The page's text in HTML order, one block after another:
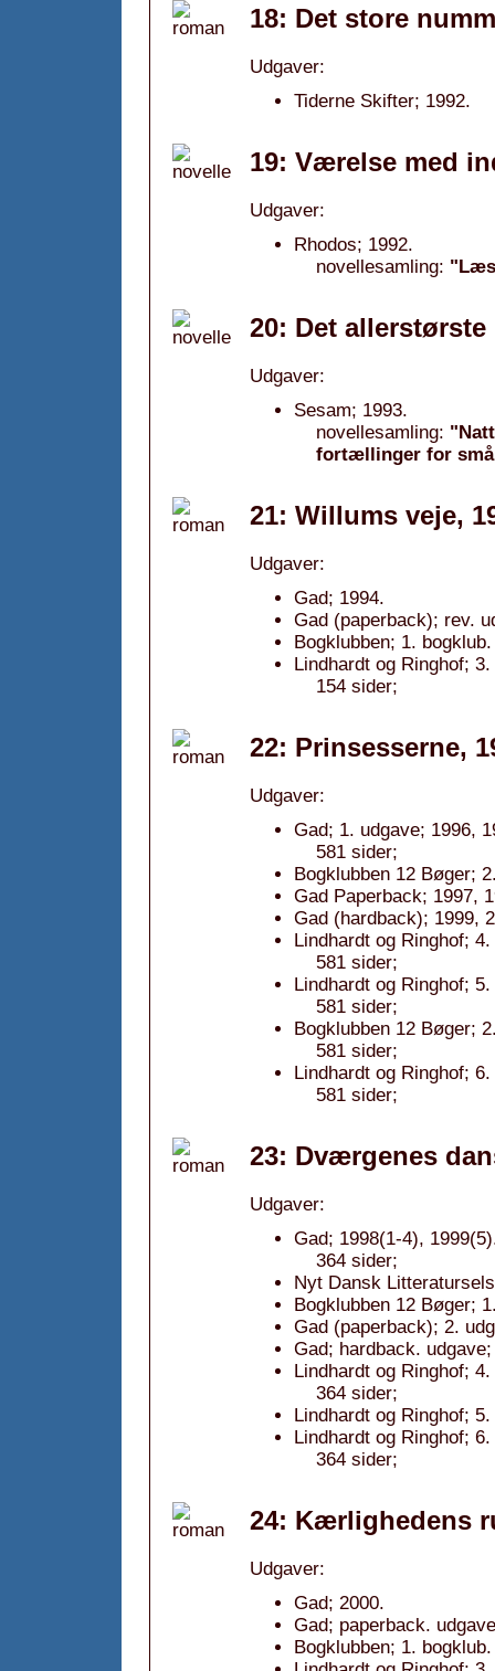
18: Det store
Udgaver:
Tiderne Skifter; 1992.
19: Værelse med
Udgaver:
Rhodos; 1992.
novellesamling:
20: Det allerstørste
Udgaver:
Sesam; 1993.
novellesamling:
fortællinger for
21: Willums veje,
Udgaver:
Gad; 1994.
Gad (paperback); rev.
Bogklubben; 1.
Lindhardt og Ringhof;
154 sider;
22: Prinsesserne,
Udgaver:
Gad; 1. udgave; 1996,
581 sider;
Bogklubben 12 Bøger;
Gad Paperback; 1997,
Gad (hardback); 1999,
Lindhardt og Ringhof;
581 sider;
Lindhardt og Ringhof;
581 sider;
Bogklubben 12 Bøger;
581 sider;
Lindhardt og Ringhof;
581 sider;
23: Dværgenes
Udgaver:
Gad; 1998(1-4),
364 sider;
Nyt Dansk
Bogklubben 12 Bøger;
Gad (paperback); 2.
Gad; hardback.
Lindhardt og Ringhof;
364 sider;
Lindhardt og Ringhof;
Lindhardt og Ringhof;
364 sider;
24: Kærlighedens
Udgaver:
Gad; 2000.
Gad; paperback.
Bogklubben; 1.